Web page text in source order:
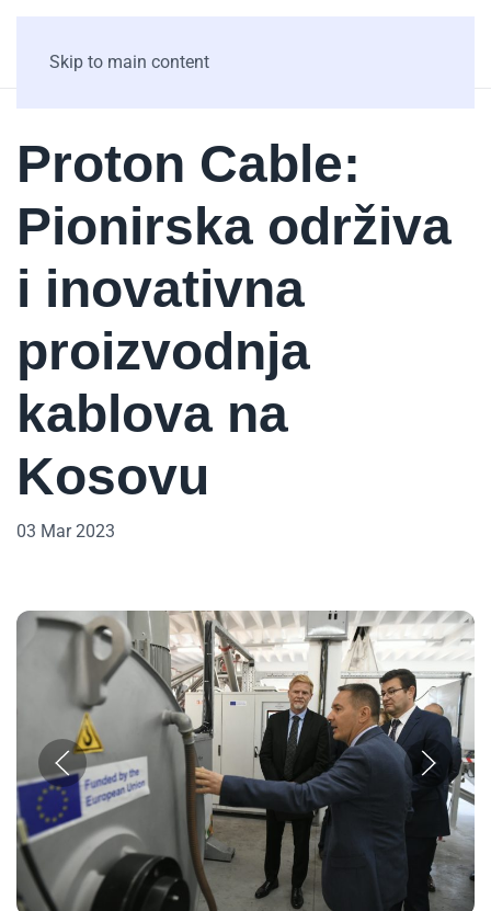
Skip to main content
Proton Cable:
Pionirska održiva
i inovativna
proizvodnja
kablova na
Kosovu
03 Mar 2023